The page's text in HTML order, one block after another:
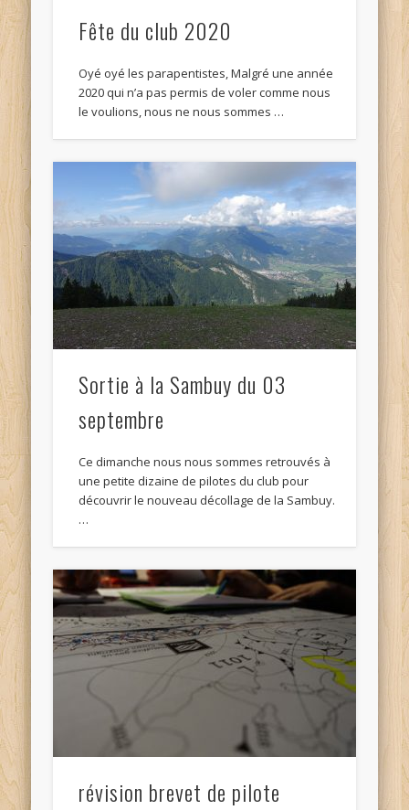
Fête du club 2020
Oyé oyé les parapentistes, Malgré une année
2020 qui n’a pas permis de voler comme nous
le voulions, nous ne nous sommes …
Sortie à la Sambuy du 03
septembre
Ce dimanche nous nous sommes retrouvés à
une petite dizaine de pilotes du club pour
découvrir le nouveau décollage de la Sambuy.
…
révision brevet de pilote